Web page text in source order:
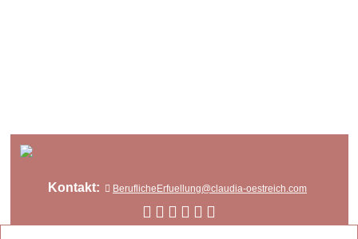
Kontakt: BeruflicheErfuellung@claudia-oestreich.com